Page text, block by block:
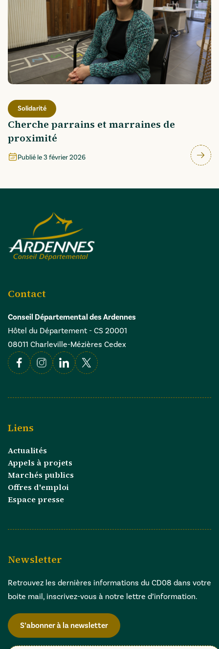
Solidarité
Cherche parrains et marraines de
proximité
Publié le3 février 2026
Contact
Conseil Départemental des Ardennes
Hôtel du Département - CS 20001
08011 Charleville-Mézières Cedex
FacebookInstagramLinkedin
X
Liens
Actualités
Appels à projets
Marchés publics
Offres d'emploi
Espace presse
Newsletter
Retrouvez les dernières informations du CD08 dans votre
boite mail, inscrivez-vous à notre lettre d’information.
S’abonner à la newsletter